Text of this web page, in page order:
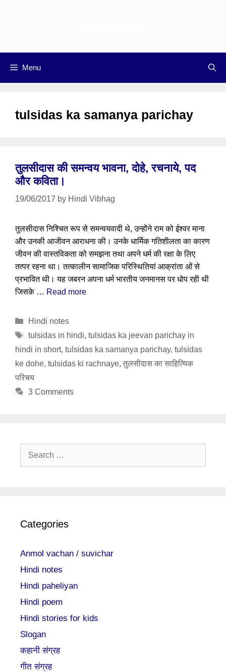
Menu
tulsidas ka samanya parichay
तुलसीदास की समन्वय भावना, दोहे, रचनाये, पद
और कविता।
19/06/2017 by Hindi Vibhag
तुलसीदास निश्चित रूप से समन्वयवादी थे, उन्होंने राम को ईश्वर माना
और उनकी आजीवन आराधना की। उनके धार्मिक गतिशीलता का कारण
जीवन की वास्तविकता को समझना तथा अपने धर्म की रक्षा के लिए
तत्पर रहना था। तत्कालीन सामाजिक परिस्थितियां आक्रांता ओं से
प्रभावित थी। यह जबरन अपना धर्म भारतीय जनमानस पर धोप रही थी
जिसके … Read more
Categories
Hindi notes
Tags
tulsidas in hindi, tulsidas ka jeevan parichay in
hindi in short, tulsidas ka samanya parichay, tulsidas
ke dohe, tulsidas ki rachnaye, तुलसीदास का साहित्यिक
परिचय
3 Comments
Search
Categories
Anmol vachan / suvichar
Hindi notes
Hindi paheliyan
Hindi poem
Hindi stories for kids
Slogan
कहानी संग्रह
गीत संग्रह